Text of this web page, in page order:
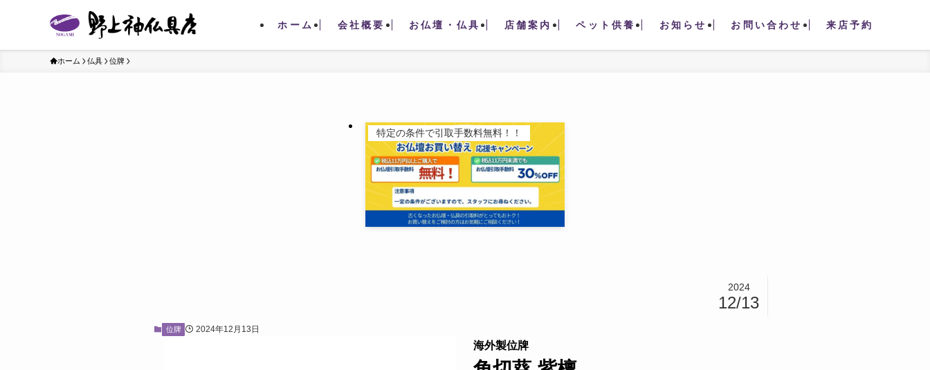
ホーム 会社概要 お仏壇・仏具 店舗案内 ペット供養 お知らせ お問い合わせ 来店予約
ホーム 仏具 位牌
特定の条件で引取手数料無料！！
2024
12/13
位牌 2024年12月13日
海外製位牌